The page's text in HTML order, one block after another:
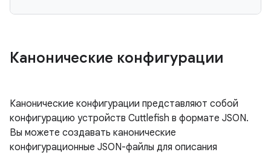
Канонические конфигурации
Канонические конфигурации представляют собой
конфигурацию устройств Cuttlefish в формате JSON.
Вы можете создавать канонические
конфигурационные JSON-файлы для описания